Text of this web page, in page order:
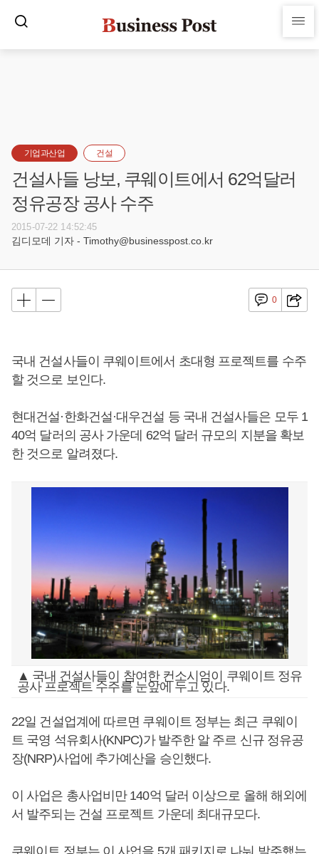
기업과산업 건설
건설사들 낭보, 쿠웨이트에서 62억달러
정유공장 공사 수주
2015-07-22 14:52:45
김디모데 기자 - Timothy@businesspost.co.kr
0
국내 건설사들이 쿠웨이트에서 초대형 프로젝트를 수주
할 것으로 보인다.
현대건설·한화건설·대우건설 등 국내 건설사들은 모두 1
40억 달러의 공사 가운데 62억 달러 규모의 지분을 확보
한 것으로 알려졌다.
▲ 국내 건설사들이 참여한 컨소시엄이 쿠웨이트 정유
공사 프로젝트 수주를 눈앞에 두고 있다.
22일 건설업계에 따르면 쿠웨이트 정부는 최근 쿠웨이
트 국영 석유회사(KNPC)가 발주한 알 주르 신규 정유공
장(NRP)사업에 추가예산을 승인했다.
이 사업은 총사업비만 140억 달러 이상으로 올해 해외에
서 발주되는 건설 프로젝트 가운데 최대규모다.
쿠웨이트 정부는 이 사업을 5개 패키지로 나눠 발주했는